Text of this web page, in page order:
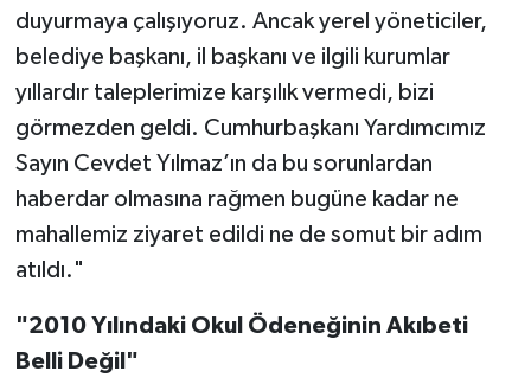
duyurmaya çalışıyoruz. Ancak yerel yöneticiler,
belediye başkanı, il başkanı ve ilgili kurumlar
yıllardır taleplerimize karşılık vermedi, bizi
görmezden geldi. Cumhurbaşkanı Yardımcımız
Sayın Cevdet Yılmaz’ın da bu sorunlardan
haberdar olmasına rağmen bugüne kadar ne
mahallemiz ziyaret edildi ne de somut bir adım
atıldı."
"2010 Yılındaki Okul Ödeneğinin Akıbeti
Belli Değil"